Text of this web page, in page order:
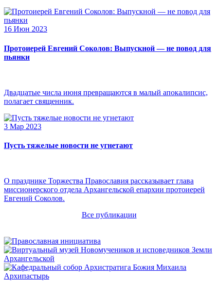
16 Июн 2023
Протоиерей Евгений Соколов: Выпускной — не повод для
пьянки
Двадцатые числа июня превращаются в малый апокалипсис,
полагает священник.
3 Мар 2023
Пусть тяжелые новости не угнетают
О празднике Торжества Православия рассказывает глава
миссионерского отдела Архангельской епархии протоиерей
Евгений Соколов.
Все публикации
Архипастырь